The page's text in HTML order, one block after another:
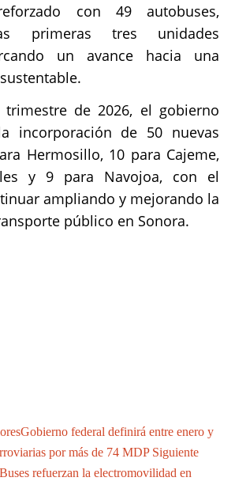
con 49 autobuses,
primeras tres unidades
un avance hacia una
de 2026, el gobierno
incorporación de 50 nuevas
Hermosillo, 10 para Cajeme,
y 9 para Navojoa, con el
ampliando y mejorando la
público en Sonora.
Gobierno federal definirá entre enero y
por más de 74 MDP Siguiente
refuerzan la electromovilidad en